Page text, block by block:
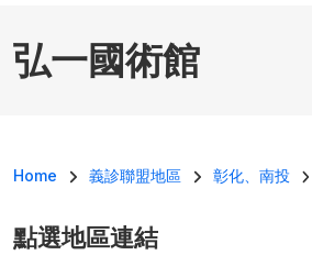
弘一國術館
導航連結
Home 義診聯盟地區 彰化、南投
點選地區連結